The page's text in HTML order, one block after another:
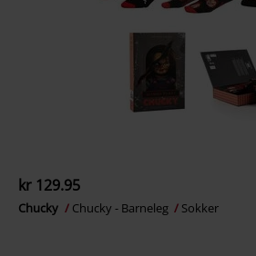
kr 129.95
Chucky Chucky - Barneleg Sokker